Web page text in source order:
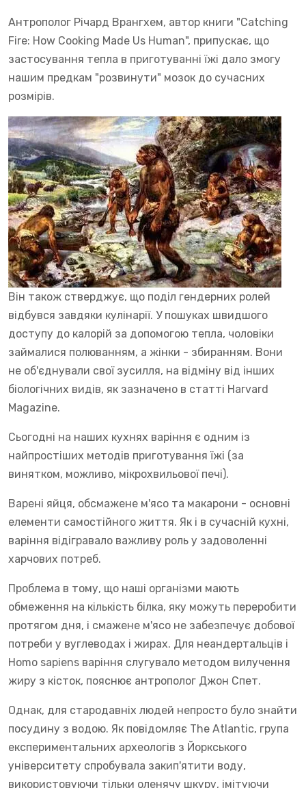
Антрополог Річард Врангхем, автор книги "Catching
Fire: How Cooking Made Us Human", припускає, що
застосування тепла в приготуванні їжі дало змогу
нашим предкам "розвинути" мозок до сучасних
розмірів.
Він також стверджує, що поділ гендерних ролей
відбувся завдяки кулінарії. У пошуках швидшого
доступу до калорій за допомогою тепла, чоловіки
займалися полюванням, а жінки - збиранням. Вони
не об'єднували свої зусилля, на відміну від інших
біологічних видів, як зазначено в статті Harvard
Magazine.
Сьогодні на наших кухнях варіння є одним із
найпростіших методів приготування їжі (за
винятком, можливо, мікрохвильової печі).
Варені яйця, обсмажене м'ясо та макарони - основні
елементи самостійного життя. Як і в сучасній кухні,
варіння відігравало важливу роль у задоволенні
харчових потреб.
Проблема в тому, що наші організми мають
обмеження на кількість білка, яку можуть переробити
протягом дня, і смажене м'ясо не забезпечує добової
потреби у вуглеводах і жирах. Для неандертальців і
Homo sapiens варіння слугувало методом вилучення
жиру з кісток, пояснює антрополог Джон Спет.
Однак, для стародавніх людей непросто було знайти
посудину з водою. Як повідомляє The Atlantic, група
експериментальних археологів з Йоркського
університету спробувала закип'ятити воду,
використовуючи тільки оленячу шкуру, імітуючи